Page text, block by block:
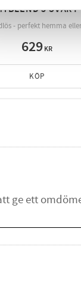
3 SVART
- perfekt hemma
629KR
KÖP